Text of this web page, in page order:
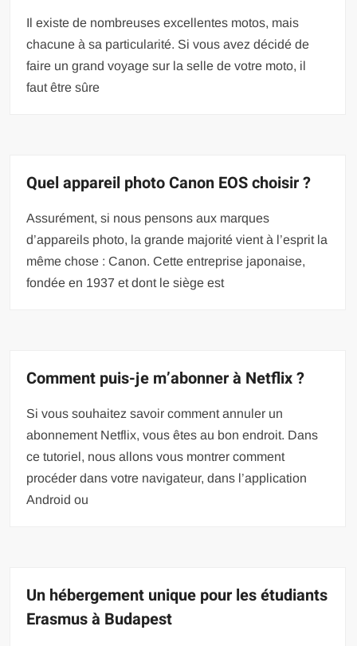
Il existe de nombreuses excellentes motos, mais
chacune à sa particularité. Si vous avez décidé de
faire un grand voyage sur la selle de votre moto, il
faut être sûre
Quel appareil photo Canon EOS choisir ?
Assurément, si nous pensons aux marques
d’appareils photo, la grande majorité vient à l’esprit la
même chose : Canon. Cette entreprise japonaise,
fondée en 1937 et dont le siège est
Comment puis-je m’abonner à Netflix ?
Si vous souhaitez savoir comment annuler un
abonnement Netflix, vous êtes au bon endroit. Dans
ce tutoriel, nous allons vous montrer comment
procéder dans votre navigateur, dans l’application
Android ou
Un hébergement unique pour les étudiants
Erasmus à Budapest